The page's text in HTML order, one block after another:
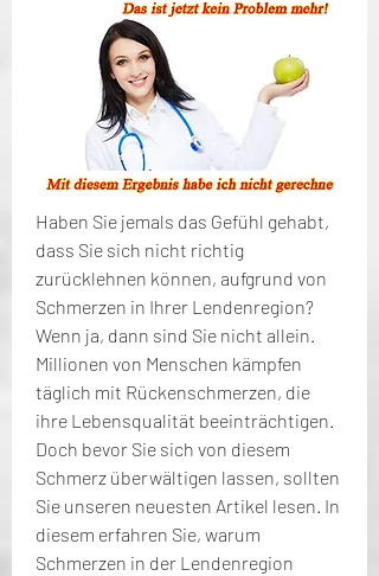
Haben Sie jemals das Gefühl gehabt,
dass Sie sich nicht richtig
zurücklehnen können, aufgrund von
Schmerzen in Ihrer Lendenregion?
Wenn ja, dann sind Sie nicht allein.
Millionen von Menschen kämpfen
täglich mit Rückenschmerzen, die
ihre Lebensqualität beeinträchtigen.
Doch bevor Sie sich von diesem
Schmerz überwältigen lassen, sollten
Sie unseren neuesten Artikel lesen. In
diesem erfahren Sie, warum
Schmerzen in der Lendenregion